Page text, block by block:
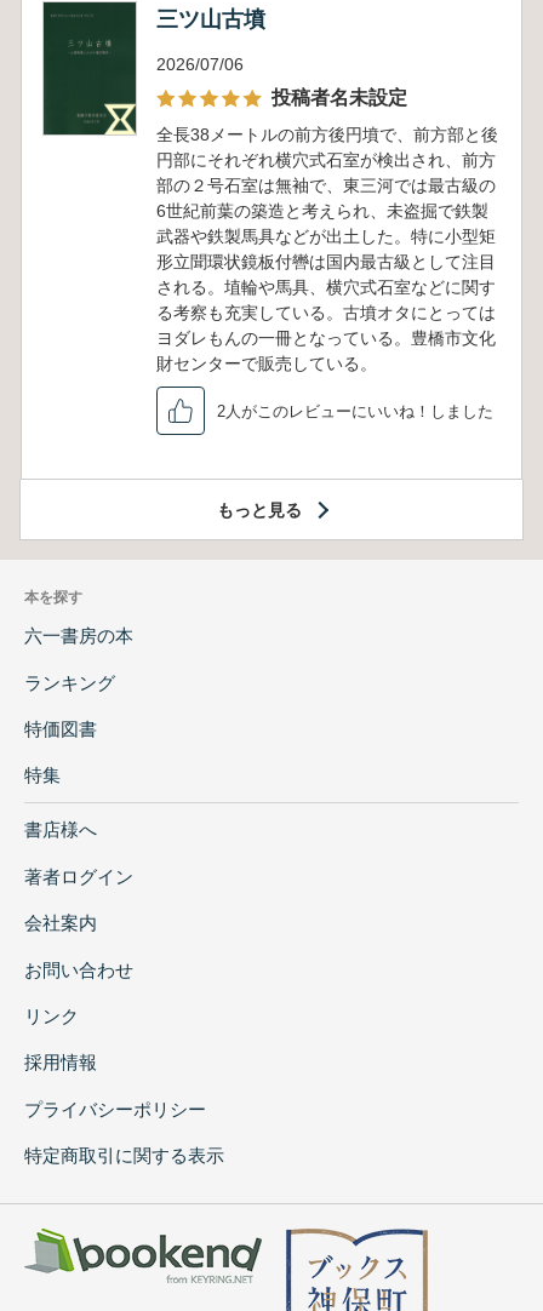
三ツ山古墳
2026/07/06
投稿者名未設定
全長38メートルの前方後円墳で、前方部と後
円部にそれぞれ横穴式石室が検出され、前方
部の２号石室は無袖で、東三河では最古級の
6世紀前葉の築造と考えられ、未盗掘で鉄製
武器や鉄製馬具などが出土した。特に小型矩
形立聞環状鏡板付轡は国内最古級として注目
される。埴輪や馬具、横穴式石室などに関す
る考察も充実している。古墳オタにとっては
ヨダレもんの一冊となっている。豊橋市文化
財センターで販売している。
2人がこのレビューにいいね！しました
もっと見る
本を探す
六一書房の本
ランキング
特価図書
特集
書店様へ
著者ログイン
会社案内
お問い合わせ
リンク
採用情報
プライバシーポリシー
特定商取引に関する表示